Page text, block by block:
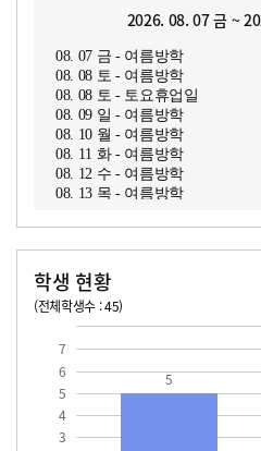
2026. 08. 07 금 ~
08. 07 금 - 여름방학
08. 08 토 - 여름방학
08. 08 토 - 토요휴업일
08. 09 일 - 여름방학
08. 10 월 - 여름방학
08. 11 화 - 여름방학
08. 12 수 - 여름방학
08. 13 목 - 여름방학
학생 현황
(전체학생수 : 45)
3
4
5
6
7
5